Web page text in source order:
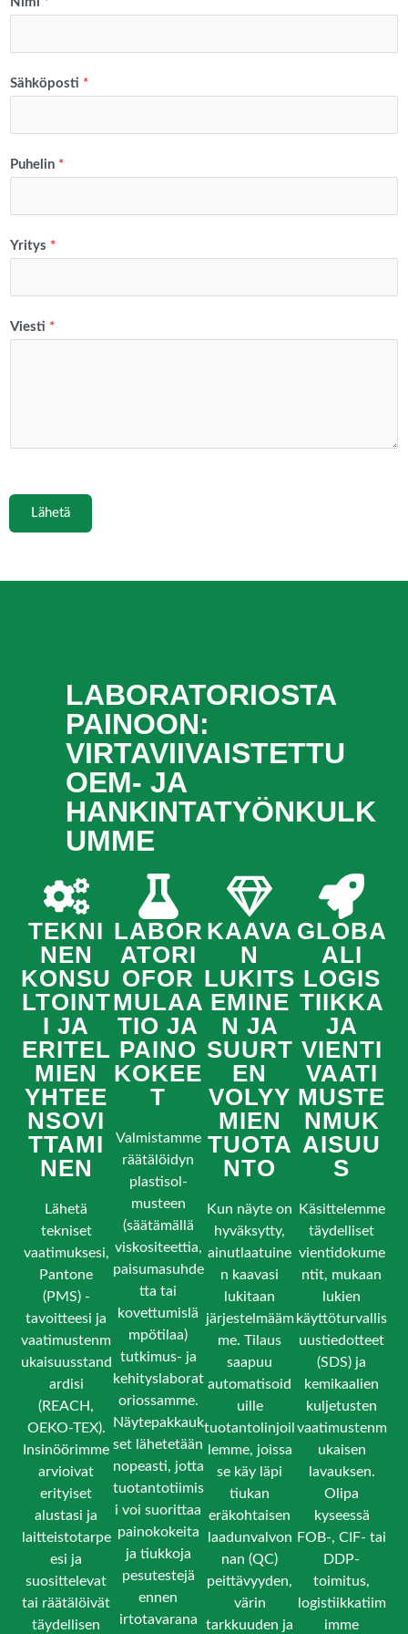
Sähköposti *
Puhelin *
Yritys *
Viesti *
Lähetä
LABORATORIOSTA
PAINOON:
VIRTAVIIVAISTETTU
OEM- JA
HANKINTATYÖNKULK
UMME
TEKNI
NEN
KONSU
LTOINT
I JA
ERITEL
MIEN
YHTEE
NSOVI
TTAMI
NEN
Lähetä
tekniset
vaatimuksesi,
Pantone
(PMS) -
tavoitteesi ja
vaatimustenm
ukaisuusstand
ardisi
(REACH,
OEKO-TEX).
Insinöörimme
arvioivat
erityiset
alustasi ja
laitteistotarpe
esi ja
suosittelevat
tai räätälöivät
täydellisen
LABOR
ATORI
OFOR
MULAA
TIO JA
PAINO
KOKEE
T
Valmistamme
räätälöidyn
plastisol-
musteen
(säätämällä
viskositeettia,
paisumasuhde
tta tai
kovettumislä
mpötilaa)
tutkimus- ja
kehityslaborat
oriossamme.
Näytepakkauk
set lähetetään
nopeasti, jotta
tuotantotiimis
i voi suorittaa
painokokeita
ja tiukkoja
pesutestejä
ennen
irtotavarana
KAAVA
N
LUKITS
EMINE
N JA
SUURT
EN
VOLYY
MIEN
TUOTA
NTO
Kun näyte on
hyväksytty,
ainutlaatuine
n kaavasi
lukitaan
järjestelmääm
me. Tilaus
saapuu
automatisoid
uille
tuotantolinjoil
lemme, joissa
se käy läpi
tiukan
eräkohtaisen
laadunvalvon
nan (QC)
peittävyyden,
värin
tarkkuuden ja
GLOBA
ALI
LOGIS
TIIKKA
JA
VIENTI
VAATI
MUSTE
NMUK
AISUU
S
Käsittelemme
täydelliset
vientidokume
ntit, mukaan
lukien
käyttöturvallis
uustiedotteet
(SDS) ja
kemikaalien
kuljetusten
vaatimustenm
ukaisen
lavauksen.
Olipa
kyseessä
FOB-, CIF- tai
DDP-
toimitus,
logistiikkatiim
imme